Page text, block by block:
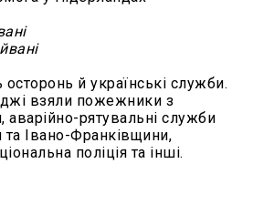
й українські служби.
взяли пожежники з
аварійно-рятувальні служби
та Івано-Франківщини,
поліція та інші.